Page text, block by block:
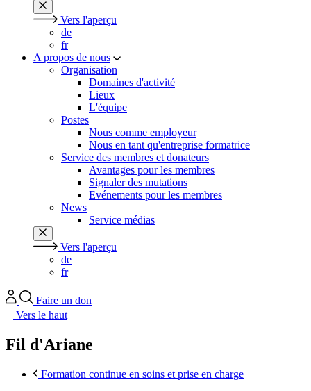
Vers l'aperçu
de
fr
A propos de nous
Organisation
Domaines d'activité
Lieux
L'équipe
Postes
Nous comme employeur
Nous en tant qu'entreprise formatrice
Service des membres et donateurs
Avantages pour les membres
Signaler des mutations
Evénements pour les membres
News
Service médias
Vers l'aperçu
de
fr
Faire un don
Vers le haut
Fil d'Ariane
Formation continue en soins et prise en charge